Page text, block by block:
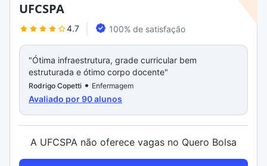
UFCSPA
4.7 100% de satisfação
"Ótima infraestrutura, grade curricular bem
estruturada e ótimo corpo docente"
Rodrigo Copetti • Enfermagem
Avaliado por 90 alunos
A UFCSPA não oferece vagas no Quero Bolsa